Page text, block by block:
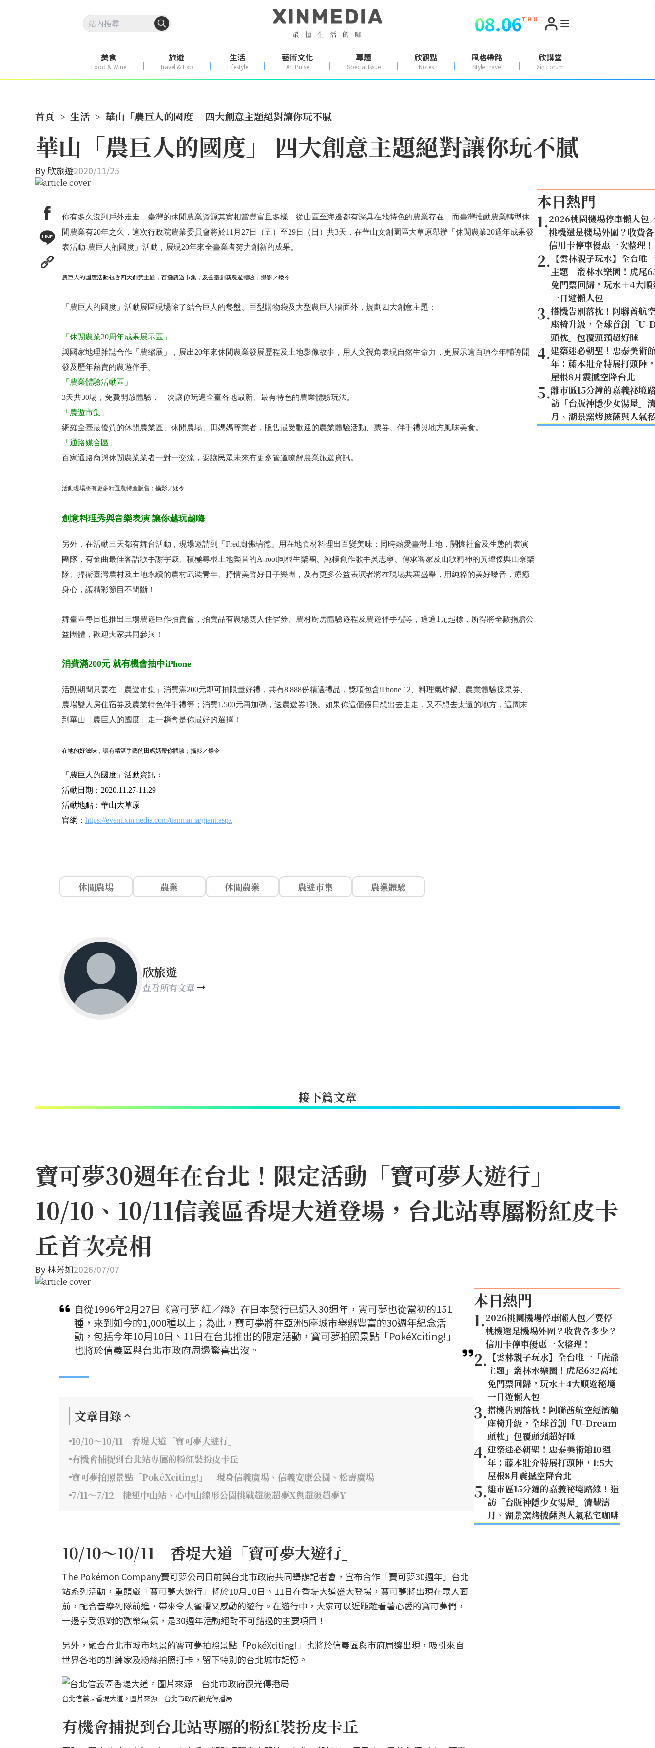
08.06T H U
美食
Food & Wine
旅遊
Travel & Exp
生活
Lifestyle
藝術文化
Art Pulse
專題
Special Issue
欣觀點
Notes
風格帶路
Style Travel
欣講堂
Xin Forum
首頁 > 生活 > 華山「農巨人的國度」 四大創意主題絕對讓你玩不膩
華山「農巨人的國度」 四大創意主題絕對讓你玩不膩
By欣旅遊2020/11/25
你有多久沒到戶外走走，臺灣的休閒農業資源其實相當豐富且多樣，從山區至海邊都有深具在地特色的農業存在，而臺灣推動農業轉型休
閒農業有20年之久，這次行政院農業委員會將於11月27日（五）至29日（日）共3天，在華山文創園區大草原舉辦「休閒農業20週年成果發
表活動-農巨人的國度」活動，展現20年來全臺業者努力創新的成果。
農巨人的國度活動包含四大創意主題，百攤農遊市集，及全臺創新農遊體驗；攝影／矮令
「農巨人的國度」活動展區現場除了結合巨人的餐盤、巨型購物袋及大型農巨人牆面外，規劃四大創意主題：
「休閒農業20周年成果展示區」
與國家地理雜誌合作「農縮展」，展出20年來休閒農業發展歷程及土地影像故事，用人文視角表現自然生命力，更展示逾百項今年輔導開
發及歷年熱賣的農遊伴手。
「農業體驗活動區」
3天共30場，免費開放體驗，一次讓你玩遍全臺各地最新、最有特色的農業體驗玩法。
「農遊市集」
網羅全臺最優質的休閒農業區、休閒農場、田媽媽等業者，販售最受歡迎的農業體驗活動、票券、伴手禮與地方風味美食。
「通路媒合區」
百家通路商與休閒農業業者一對一交流，要讓民眾未來有更多管道瞭解農業旅遊資訊。
活動現場將有更多精選農特產販售 ；攝影／矮令
創意料理秀與音樂表演 讓你越玩越嗨
另外，在活動三天都有舞台活動，現場邀請到「Fred廚佛瑞德」用在地食材料理出百變美味；同時熱愛臺灣土地，關懷社會及生態的表演
團隊，有金曲最佳客語歌手謝宇威、積極尋根土地樂音的A-root同根生樂團、純樸創作歌手吳志寧、傳承客家及山歌精神的黃瑋傑與山寮樂
隊、捍衛臺灣農村及土地永續的農村武裝青年、抒情美聲好日子樂團，及有更多公益表演者將在現場共襄盛舉，用純粹的美好嗓音，療癒
身心，讓精彩節目不間斷！
舞臺區每日也推出三場農遊巨作拍賣會，拍賣品有農場雙人住宿券、農村廚房體驗遊程及農遊伴手禮等，通通1元起標，所得將全數捐贈公
益團體，歡迎大家共同參與！
消費滿200元 就有機會抽中iPhone
活動期間只要在「農遊市集」消費滿200元即可抽限量好禮，共有8,888份精選禮品，獎項包含iPhone 12、料理氣炸鍋、農業體驗採果券、
農場雙人房住宿券及農業特色伴手禮等；消費1,500元再加碼，送農遊券1張。如果你這個假日想出去走走，又不想去太遠的地方，這周末
到華山「農巨人的國度」走一趟會是你最好的選擇！
在地的好滋味，讓有精湛手藝的田媽媽帶你體驗；攝影／矮令
「農巨人的國度」活動資訊：
活動日期：2020.11.27-11.29
活動地點：華山大草原
官網： https://event.xinmedia.com/tianmama/giant.aspx
休閒農場 農業 休閒農業 農遊市集 農業體驗
欣旅遊
查看所有文章
本日熱門
1.2026桃園機場停車懶人包
桃機還是機場外圍？收費
信用卡停車優惠一次整理！
2. 【雲林親子玩水】全台唯
主題」叢林水樂園！虎尾
免門票回歸，玩水＋4大
一日遊懶人包
3.搭機告別落枕！阿聯酋航
座椅升級，全球首創「
頭枕」包覆頭頸超好睡
4.建築迷必朝聖！忠泰美術
年：藤本壯介特展打頭陣
屋根8月震撼空降台北
5.離市區15分鐘的嘉義祕境
訪「台版神隱少女湯屋」
月、湖景窯烤披薩與人氣
接下篇文章
寶可夢30週年在台北！限定活動「寶可夢大遊行」
10/10、10/11信義區香堤大道登場，台北站專屬粉紅皮卡
丘首次亮相
By林芳如2026/07/07
自從1996年2月27日《寶可夢 紅／綠》在日本發行已邁入30週年，寶可夢也從當初的151
種，來到如今的1,000種以上；為此，寶可夢將在亞洲5座城市舉辦豐富的30週年紀念活
動，包括今年10月10日、11日在台北推出的限定活動，寶可夢拍照景點「PokéXciting!」
也將於信義區與台北市政府周邊驚喜出沒。
文章目錄
10/10～10/11 香堤大道「寶可夢大遊行」
有機會捕捉到台北站專屬的粉紅裝扮皮卡丘
寶可夢拍照景點「PokéXciting!」 現身信義廣場、信義安康公園、松壽廣場
7/11～7/12 捷運中山站、心中山線形公園挑戰超級超夢X與超級超夢Y
10/10～10/11 香堤大道「寶可夢大遊行」
The Pokémon Company寶可夢公司日前與台北市政府共同舉辦記者會，宣布合作「寶可夢30週年」台北
站系列活動，重頭戲「寶可夢大遊行」將於10月10日、11日在香堤大道盛大登場，寶可夢將出現在眾人面
前，配合音樂列隊前進，帶來令人雀躍又感動的遊行。在遊行中，大家可以近距離看著心愛的寶可夢們，
一邊享受派對的歡樂氣氛，是30週年活動絕對不可錯過的主要項目！
另外，融合台北市城市地景的寶可夢拍照景點「PokéXciting!」也將於信義區與市府周邊出現，吸引來自
世界各地的訓練家及粉絲拍照打卡，留下特別的台北城市記憶。
台北信義區香堤大道。圖片來源｜台北市政府觀光傳播局
有機會捕捉到台北站專屬的粉紅裝扮皮卡丘
本日熱門
1.2026桃園機場停車懶人包／要停
桃機還是機場外圍？收費各多少？
信用卡停車優惠一次整理！
2. 【雲林親子玩水】全台唯一「虎爺
主題」叢林水樂園！虎尾632高地
免門票回歸，玩水＋4大順遊秘境
一日遊懶人包
3.搭機告別落枕！阿聯酋航空經濟艙
座椅升級，全球首創「U-Dream
頭枕」包覆頭頸超好睡
4.建築迷必朝聖！忠泰美術館10週
年：藤本壯介特展打頭陣，1:5大
屋根8月震撼空降台北
5.離市區15分鐘的嘉義祕境路線！造
訪「台版神隱少女湯屋」清豐濤
月、湖景窯烤披薩與人氣私宅咖啡